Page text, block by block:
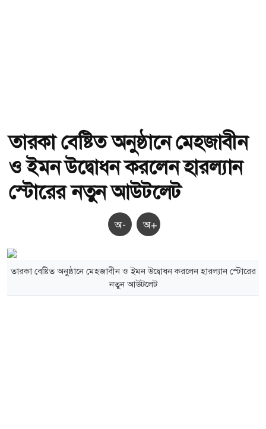
তারকা বেষ্টিত অনুষ্ঠানে মেহজাবীন
ও ইমন উদ্বোধন করলেন হারল্যান
স্টোরের নতুন আউটলেট
অ- অ+
তারকা বেষ্টিত অনুষ্ঠানে মেহজাবীন ও ইমন উদ্বোধন করলেন হারল্যান স্টোরের
নতুন আউটলেট